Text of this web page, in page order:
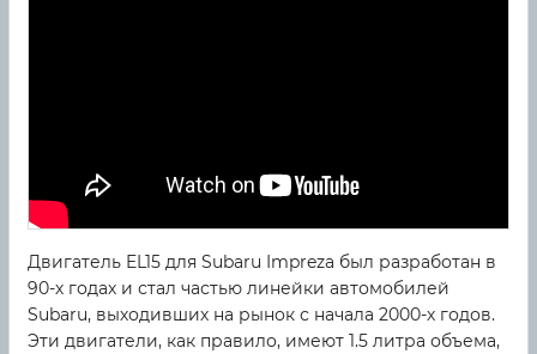
Двигатель EL15 для Subaru Impreza был разработан в
90-х годах и стал частью линейки автомобилей
Subaru, выходивших на рынок с начала 2000-х годов.
Эти двигатели, как правило, имеют 1.5 литра объема,